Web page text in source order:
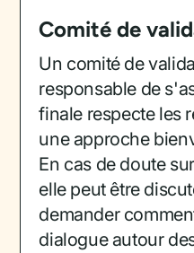
Comité de
Un comité de
responsable de
finale respecte les
une approche
En cas de doute
elle peut être
demander
dialogue autour